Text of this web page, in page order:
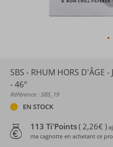
SBS - RHUM HORS D'ÂGE -
- 46°
Référence : SBS_19
EN STOCK
113 Ti'Points( 2,26€ )
ma cagnotte en achetant ce